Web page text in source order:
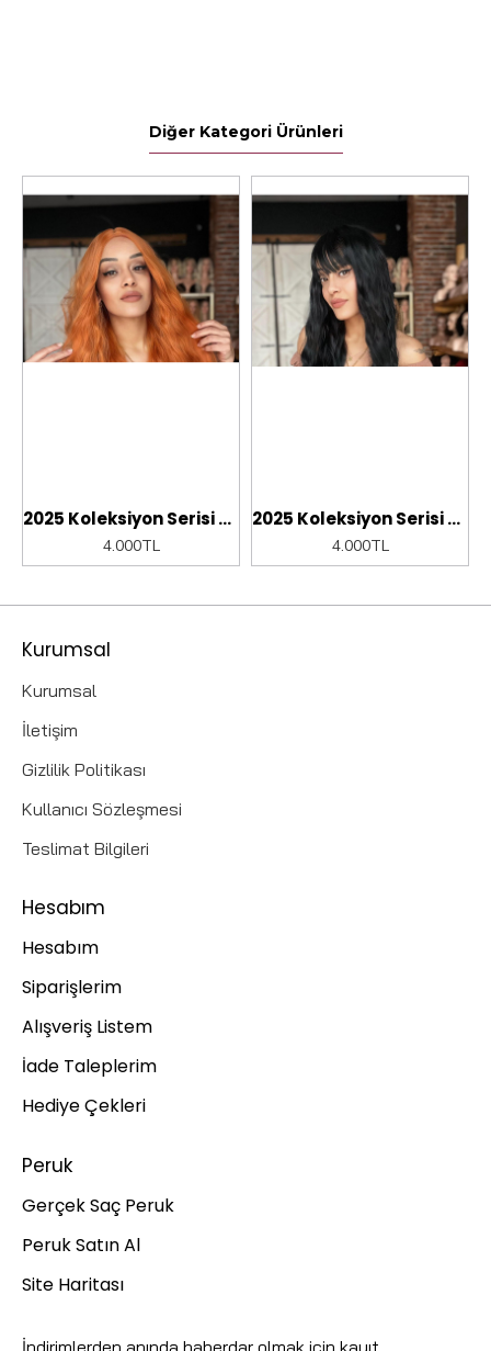
Diğer Kategori Ürünleri
2025 Koleksiyon Serisi Medikal peruklar cc
4.000TL
2025 Koleksiyon Serisi Medikal peruklar cc
4.000TL
Kurumsal
Kurumsal
İletişim
Gizlilik Politikası
Kullanıcı Sözleşmesi
Teslimat Bilgileri
Hesabım
Hesabım
Siparişlerim
Alışveriş Listem
İade Taleplerim
Hediye Çekleri
Peruk
Gerçek Saç Peruk
Peruk Satın Al
Site Haritası
İndirimlerden anında haberdar olmak için kayıt